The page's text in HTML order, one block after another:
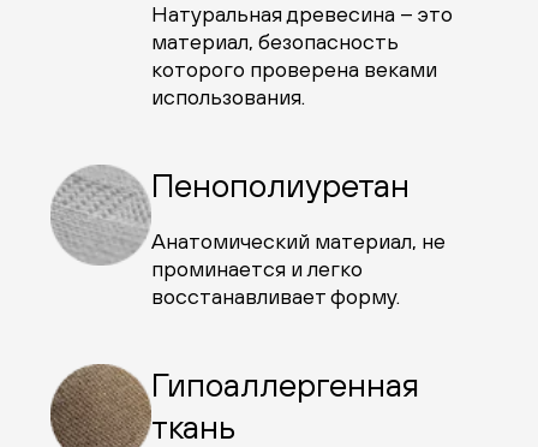
Натуральная древесина – это
материал, безопасность
которого проверена веками
использования.
Пенополиуретан
Анатомический материал, не
проминается и легко
восстанавливает форму.
Гипоаллергенная
ткань